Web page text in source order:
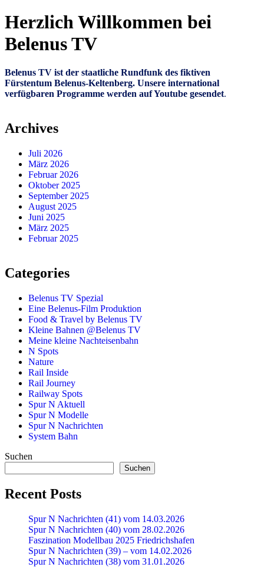
Herzlich Willkommen bei
Belenus TV
Belenus TV ist der staatliche Rundfunk des fiktiven
Fürstentum Belenus-Keltenberg. Unsere international
verfügbaren Programme werden auf Youtube gesendet.
Archives
Juli 2026
März 2026
Februar 2026
Oktober 2025
September 2025
August 2025
Juni 2025
März 2025
Februar 2025
Categories
Belenus TV Spezial
Eine Belenus-Film Produktion
Food & Travel by Belenus TV
Kleine Bahnen @Belenus TV
Meine kleine Nachteisenbahn
N Spots
Nature
Rail Inside
Rail Journey
Railway Spots
Spur N Aktuell
Spur N Modelle
Spur N Nachrichten
System Bahn
Suchen
Suchen
Recent Posts
Spur N Nachrichten (41) vom 14.03.2026
Spur N Nachrichten (40) vom 28.02.2026
Faszination Modellbau 2025 Friedrichshafen
Spur N Nachrichten (39) – vom 14.02.2026
Spur N Nachrichten (38) vom 31.01.2026